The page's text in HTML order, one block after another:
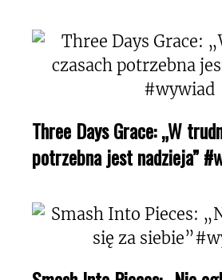
Three Days Grace: „W
potrzebna jest nadzieja”